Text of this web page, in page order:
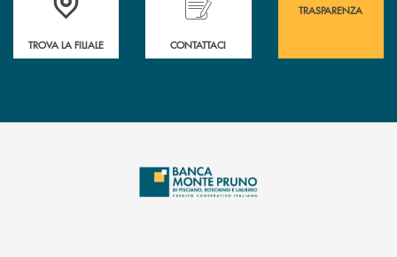
TROVA LA FILIALE CONTATTACI
TRASPARENZA